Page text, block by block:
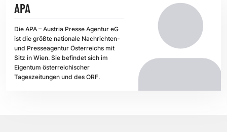
APA
Die APA – Austria Presse Agentur eG
ist die größte nationale Nachrichten-
und Presseagentur Österreichs mit
Sitz in Wien. Sie befindet sich im
Eigentum österreichischer
Tageszeitungen und des ORF.